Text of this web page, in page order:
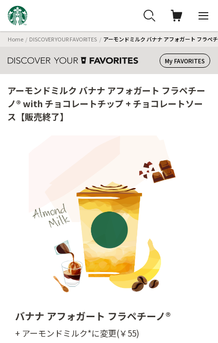
Home DISCOVER YOUR FAVORITES アーモンドミルク バナナ アフォガート フラペ
My FAVORITES
アーモンドミルク バナナ アフォガート フラペチー
ノ® with チョコレートチップ + チョコレートソー
ス【販売終了】
バナナ アフォガート フラペチーノ®
+ アーモンドミルク*に変更(￥55)